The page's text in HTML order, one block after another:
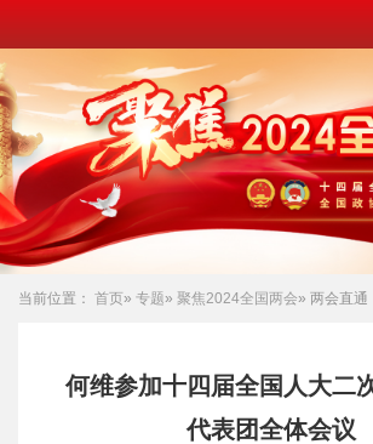
当前位置： 首页» 专题» 聚焦2024全国两会» 两会直通
何维参加十四届全国人大二
代表团全体会议